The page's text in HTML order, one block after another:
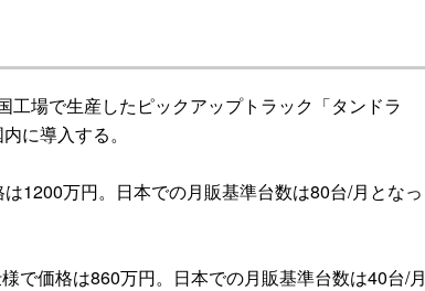
場で生産したピックアップトラック「タンドラ
に導入する。
1200万円。日本での月販基準台数は80台/月となっ
で価格は860万円。日本での月販基準台数は40台/月